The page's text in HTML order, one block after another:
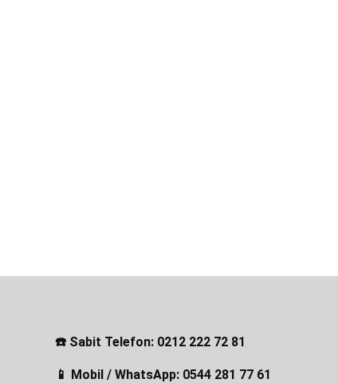
☎️ Sabit Telefon: 0212 222 72 81
📱 Mobil / WhatsApp: 0544 281 77 61